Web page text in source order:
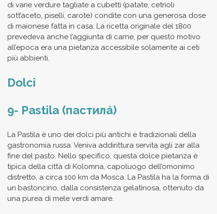
di varie verdure tagliate a cubetti (patate, cetrioli
sott’aceto, piselli, carote) condite con una generosa dose
di maionese fatta in casa. La ricetta originale del 1800
prevedeva anche l’aggiunta di carne, per questo motivo
all’epoca era una pietanza accessibile solamente ai ceti
più abbienti.
Dolci
9- Pastila (пастила́)
La Pastila è uno dei dolci più antichi e tradizionali della
gastronomia russa. Veniva addirittura servita agli zar alla
fine del pasto. Nello specifico, questa dolce pietanza è
tipica della città di Kolomna, capoluogo dell’omonimo
distretto, a circa 100 km da Mosca. La Pastila ha la forma di
un bastoncino, dalla consistenza gelatinosa, ottenuto da
una purea di mele verdi amare.